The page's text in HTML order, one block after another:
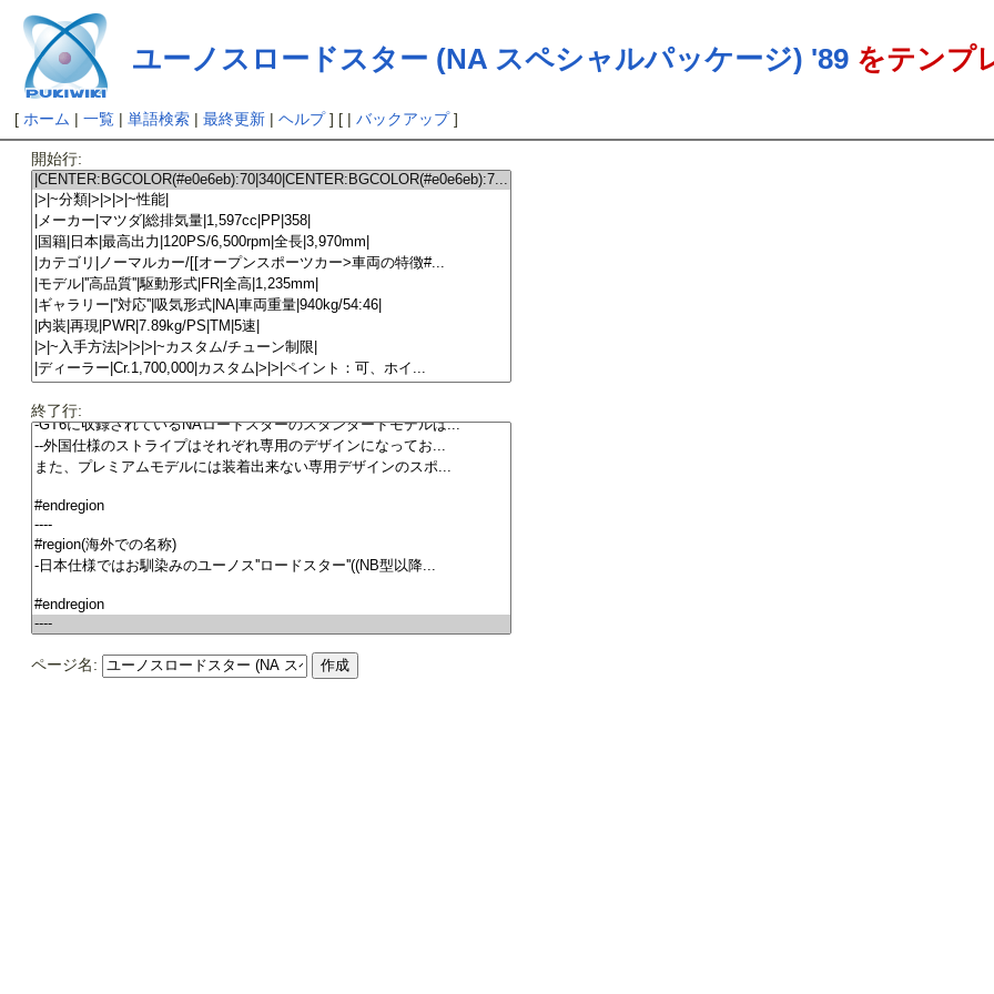
ユーノスロードスター (NA スペシャルパッケージ) '89 をテンプ
[ ホーム |一覧 |単語検索 |最終更新 |ヘルプ] [ |バックアップ]
開始行:
終了行:
ページ名: